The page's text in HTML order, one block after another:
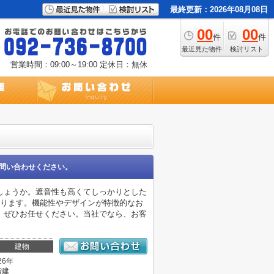
最終更新：2026年08月08日
00件
最近見た物件
00件
検討リスト
営業時間：09:00～19:00 定休日：無休
い合わせください。
うか。遮音性も高くてしっかりとした
ます。機能性やデザインが特徴的なお
ひお任せください。当社でなら、お客
建物
年
建